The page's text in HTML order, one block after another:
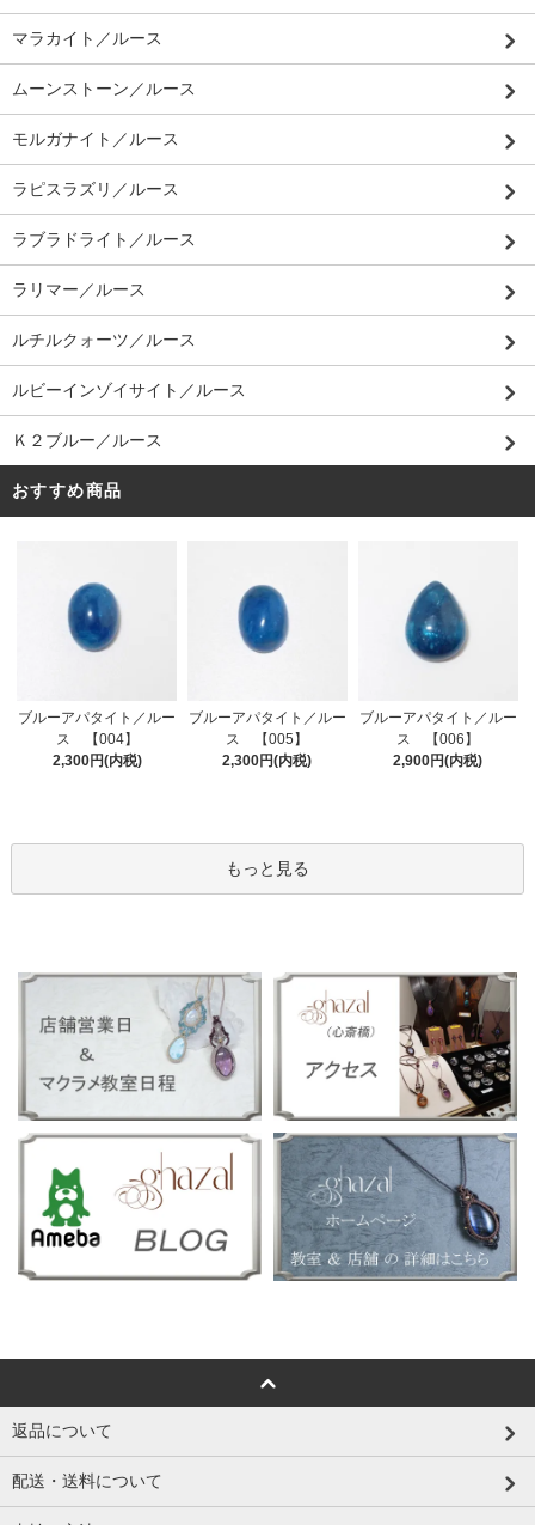
マラカイト／ルース
ムーンストーン／ルース
モルガナイト／ルース
ラピスラズリ／ルース
ラブラドライト／ルース
ラリマー／ルース
ルチルクォーツ／ルース
ルビーインゾイサイト／ルース
Ｋ２ブルー／ルース
おすすめ商品
ブルーアパタイト／ルー
ス 【004】
2,300円(内税)
ブルーアパタイト／ルー
ス 【005】
2,300円(内税)
ブルーアパタイト／ルー
ス 【006】
2,900円(内税)
もっと見る
返品について
配送・送料について